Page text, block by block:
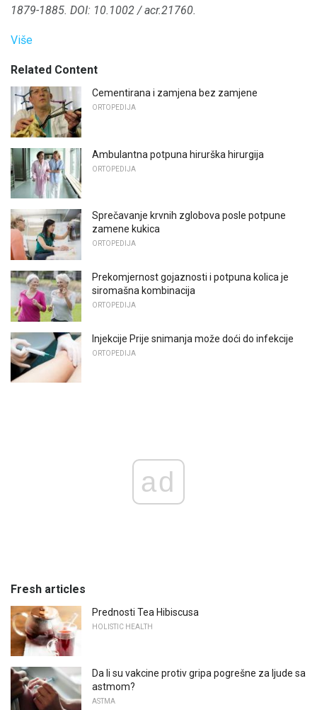
1879-1885. DOI: 10.1002 / acr.21760.
Više
Related Content
Cementirana i zamjena bez zamjene
ORTOPEDIJA
Ambulantna potpuna hirurška hirurgija
ORTOPEDIJA
Sprečavanje krvnih zglobova posle potpune
zamene kukica
ORTOPEDIJA
Prekomjernost gojaznosti i potpuna kolica je
siromašna kombinacija
ORTOPEDIJA
Injekcije Prije snimanja može doći do infekcije
ORTOPEDIJA
ad
Fresh articles
Prednosti Tea Hibiscusa
HOLISTIC HEALTH
Da li su vakcine protiv gripa pogrešne za ljude sa
astmom?
ASTMA